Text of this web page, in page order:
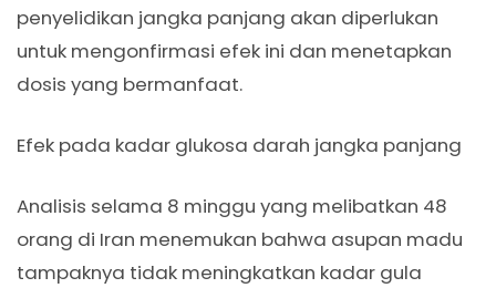
penyelidikan jangka panjang akan diperlukan
untuk mengonfirmasi efek ini dan menetapkan
dosis yang bermanfaat.
Efek pada kadar glukosa darah jangka panjang
Analisis selama 8 minggu yang melibatkan 48
orang di Iran menemukan bahwa asupan madu
tampaknya tidak meningkatkan kadar gula